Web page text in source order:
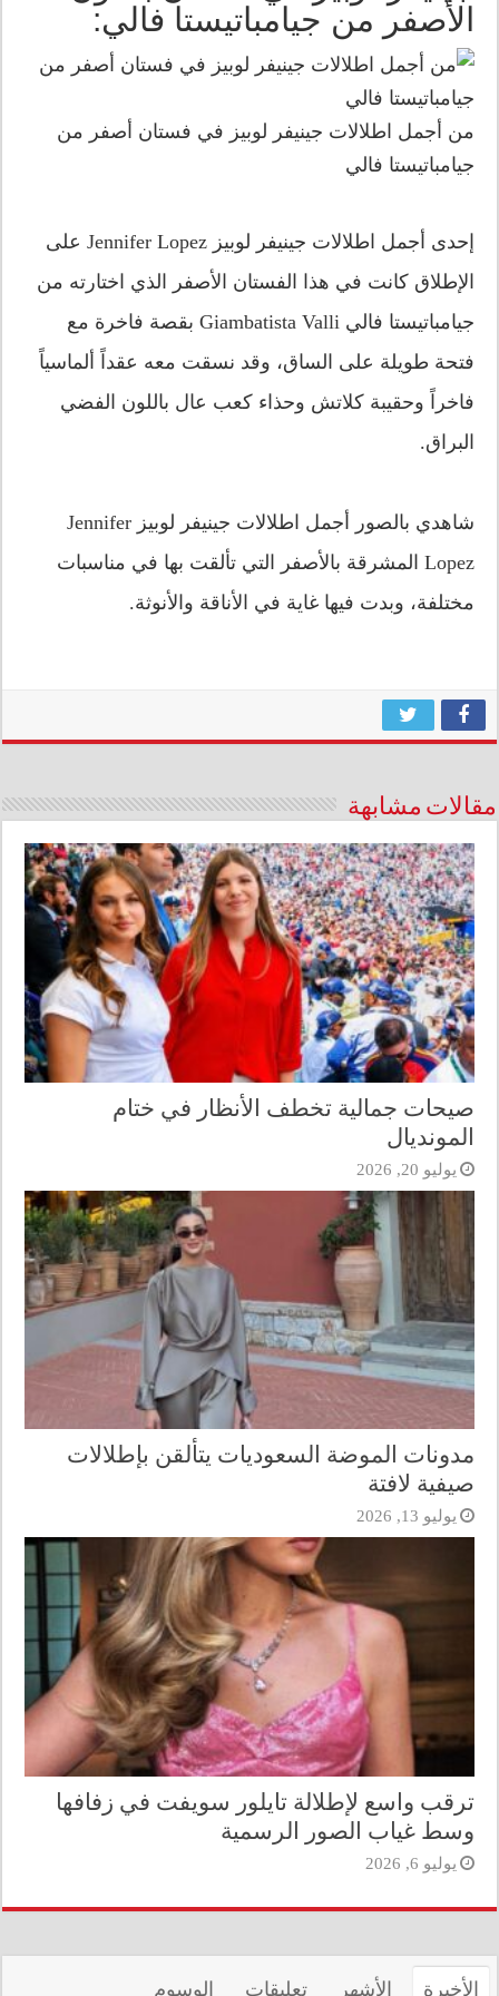
الأصفر من جيامباتيستا فالي:
من أجمل اطلالات جينيفر لوبيز في فستان أصفر من
جيامباتيستا فالي
إحدى أجمل اطلالات جينيفر لوبيز Jennifer Lopez على
الإطلاق كانت في هذا الفستان الأصفر الذي اختارته من
جيامباتيستا فالي Giambatista Valli بقصة فاخرة مع
فتحة طويلة على الساق، وقد نسقت معه عقداً ألماسياً
فاخراً وحقيبة كلاتش وحذاء كعب عال باللون الفضي
البراق.
شاهدي بالصور أجمل اطلالات جينيفر لوبيز Jennifer
Lopez المشرقة بالأصفر التي تألقت بها في مناسبات
مختلفة، وبدت فيها غاية في الأناقة والأنوثة.
مقالات مشابهة
صيحات جمالية تخطف الأنظار في ختام
المونديال
يوليو 20, 2026
مدونات الموضة السعوديات يتألقن بإطلالات
صيفية لافتة
يوليو 13, 2026
ترقب واسع لإطلالة تايلور سويفت في زفافها
وسط غياب الصور الرسمية
يوليو 6, 2026
الأخيرة الأشهر تعليقات الوسوم